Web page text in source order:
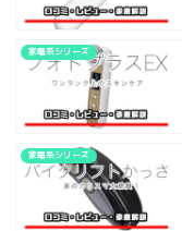
家電系シリーズ
家電系シリーズ